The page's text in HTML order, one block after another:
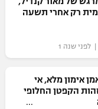
רק אחרי תשעה
לפני שנה 1
אימון מלא, אי
הקפטן החלופי